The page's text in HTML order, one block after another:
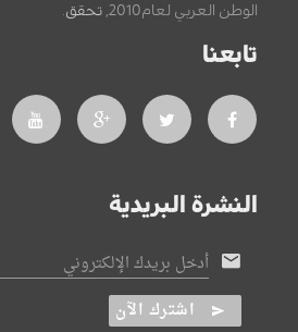
الوطن العربي لعام2010,
تحقق.
تابعنا
النشرة البريدية
أدخل بريدك الإلكتروني
اشترك الآن